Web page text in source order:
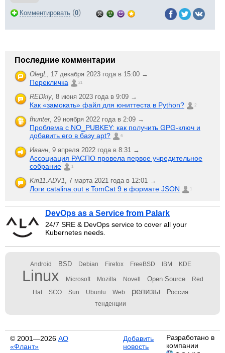
Комментировать (0)
Последние комментарии
OlegL, 17 декабря 2023 года в 15:00 →
Перекличка 21
REDkiy, 8 июня 2023 года в 9:09 →
Как «замокать» файл для юниттеста в Python? 2
fhunter, 29 ноября 2022 года в 2:09 →
Проблема с NO_PUBKEY: как получить GPG-ключ и
добавить его в базу apt?
6
Иванн, 9 апреля 2022 года в 8:31 →
Ассоциация РАСПО провела первое учредительное
собрание
1
Kiri11.ADV1, 7 марта 2021 года в 12:01 →
Логи catalina.out в TomCat 9 в формате JSON 1
DevOps as a Service from Palark
24/7 SRE & DevOps service to cover all your
Kubernetes needs.
Android BSD Debian Firefox FreeBSD IBM KDE
Linux Microsoft Mozilla Novell Open Source Red
Hat SCO Sun Ubuntu Web релизы Россия
тенденции
© 2001—2026 АО
«Флант»
Добавить
новость
Разработано в
компании